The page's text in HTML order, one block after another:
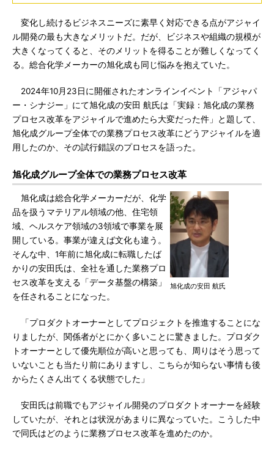
変化し続けるビジネスニーズに素早く対応できる点がアジャイ
ル開発の最も大きなメリットだ。だが、ビジネスや組織の規模が
大きくなってくると、そのメリットを得ることが難しくなってく
る。総合化学メーカーの旭化成も同じ悩みを抱えていた。
2024年10月23日に開催されたオンラインイベント「アジャパ
ー・シナジー」にて旭化成の安田 航氏は「実録：旭化成の業務
プロセス改革をアジャイルで進めたら大変だった件」と題して、
旭化成グループ全体での業務プロセス改革にどうアジャイルを適
用したのか、その試行錯誤のプロセスを語った。
旭化成グループ全体での業務プロセス改革
旭化成の安田 航氏
旭化成は総合化学メーカーだが、化学
品を扱うマテリアル領域の他、住宅領
域、ヘルスケア領域の3領域で事業を展
開している。事業が違えば文化も違う。
そんな中、1年前に旭化成に転職したば
かりの安田氏は、全社を通した業務プロ
セス改革を支える「データ基盤の構築」
を任されることになった。
「プロダクトオーナーとしてプロジェクトを推進することにな
りましたが、関係者がとにかく多いことに驚きました。プロダク
トオーナーとして優先順位が高いと思っても、周りはそう思って
いないことも当たり前にありますし、こちらが知らない事情も後
からたくさん出てくる状態でした」
安田氏は前職でもアジャイル開発のプロダクトオーナーを経験
していたが、それとは状況があまりに異なっていた。こうした中
で同氏はどのように業務プロセス改革を進めたのか。